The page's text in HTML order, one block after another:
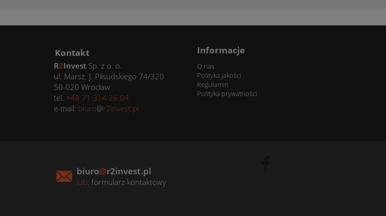
Kontakt
R2Invest Sp. z o. o.
ul. Marsz. J. Piłsudskiego 74/320
50-020 Wrocław
tel. +48 71 314 26 04
e-mail: biuro@r2invest.pl
Informacje
O nas
Polityka jakości
Regulamin
Polityka prywatności
biuro@r2invest.pl
lub: formularz kontaktowy